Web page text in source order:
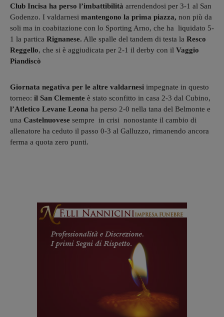
Club Incisa ha perso l’imbattibilità arrendendosi per 3-1 al San
Godenzo. I valdarnesi mantengono la prima piazza, non più da
soli ma in coabitazione con lo Sporting Arno, che ha liquidato 5-
1 la partica Rignanese. Alle spalle del tandem di testa la Resco
Reggello, che si è aggiudicata per 2-1 il derby con il Vaggio
Piandiscò
Giornata negativa per le altre valdarnesi impegnate in questo
torneo: il San Clemente è stato sconfitto in casa 2-3 dal Cubino,
l’Atletico Levane Leona ha perso 2-0 nella tana del Belmonte e
una Castelnuovese sempre in crisi nonostante il cambio di
allenatore ha ceduto il passo 0-3 al Galluzzo, rimanendo ancora
ferma a quota zero punti.